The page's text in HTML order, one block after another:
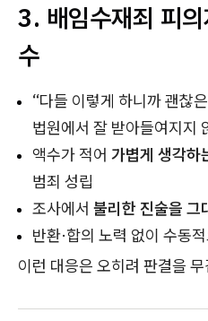
3. 배임수재죄 피
수
“다들 이렇게 하니까 괜찮
법원에서 잘 받아들여지지
액수가 적어 가볍게 생각하
범죄 성립
조사에서 불리한 진술을 그
반환·합의 노력 없이 수동
이런 대응은 오히려 판결을